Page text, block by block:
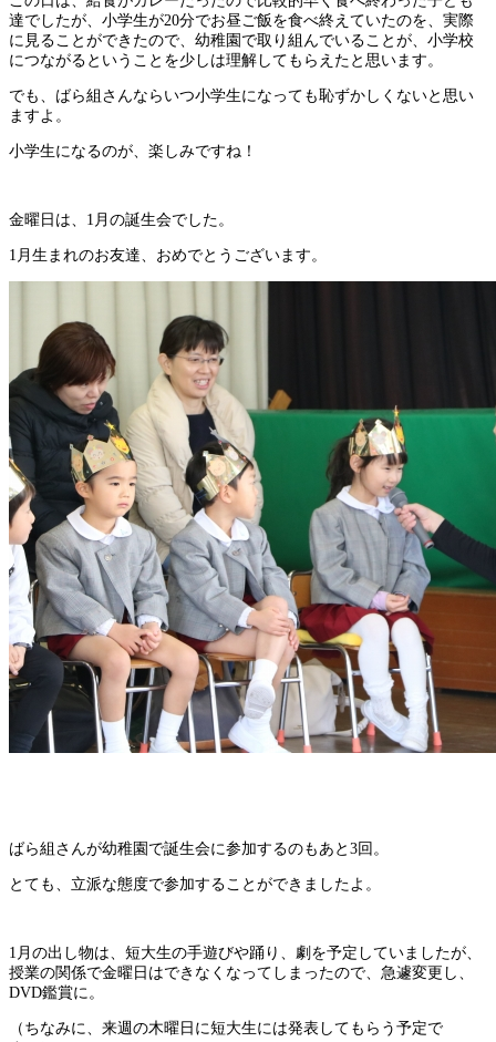
達でしたが、小学生が20分でお昼ご飯を食べ終えていたのを、実際
に見ることができたので、幼稚園で取り組んでいることが、小学校
につながるということを少しは理解してもらえたと思います。
でも、ばら組さんならいつ小学生になっても恥ずかしくないと思い
ますよ。
小学生になるのが、楽しみですね！
金曜日は、1月の誕生会でした。
1月生まれのお友達、おめでとうございます。
ばら組さんが幼稚園で誕生会に参加するのもあと3回。
とても、立派な態度で参加することができましたよ。
1月の出し物は、短大生の手遊びや踊り、劇を予定していましたが、
授業の関係で金曜日はできなくなってしまったので、急遽変更し、
DVD鑑賞に。
（ちなみに、来週の木曜日に短大生には発表してもらう予定で